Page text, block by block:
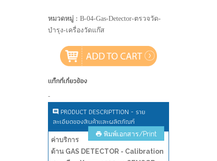
หมวดหมู่ : B-04-Gas-Detector-ตรวจวัด-
บำรุง-เครื่องวัดแก๊ส
แท็กที่เกี่ยวข้อง
-
PRODUCT DESCRIPTTION - ราย
ละเอียดของสินค้าและผลิตภัณฑ์
พิมพ์เอกสาร/Print
ค่าบริการ
ด้าน GAS DETECTOR - Calibration